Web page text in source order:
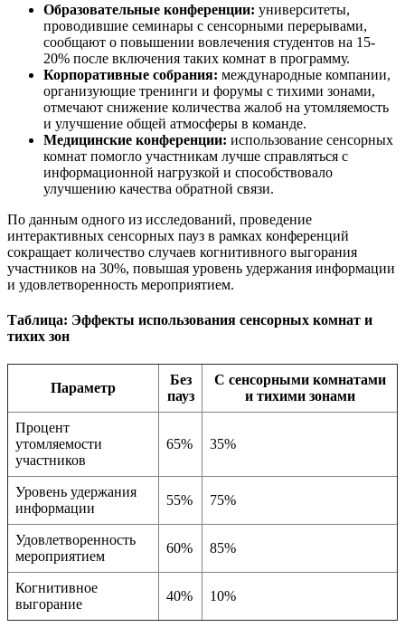
Образовательные конференции: университеты,
проводившие семинары с сенсорными перерывами,
сообщают о повышении вовлечения студентов на 15-
20% после включения таких комнат в программу.
Корпоративные собрания: международные компании,
организующие тренинги и форумы с тихими зонами,
отмечают снижение количества жалоб на утомляемость
и улучшение общей атмосферы в команде.
Медицинские конференции: использование сенсорных
комнат помогло участникам лучше справляться с
информационной нагрузкой и способствовало
улучшению качества обратной связи.
По данным одного из исследований, проведение
интерактивных сенсорных пауз в рамках конференций
сокращает количество случаев когнитивного выгорания
участников на 30%, повышая уровень удержания информации
и удовлетворенность мероприятием.
Таблица: Эффекты использования сенсорных комнат и
тихих зон
Параметр
Без
пауз
С сенсорными комнатами
и тихими зонами
Процент
утомляемости
участников
65% 35%
Уровень удержания
информации
55% 75%
Удовлетворенность
мероприятием
60% 85%
Когнитивное
выгорание
40% 10%